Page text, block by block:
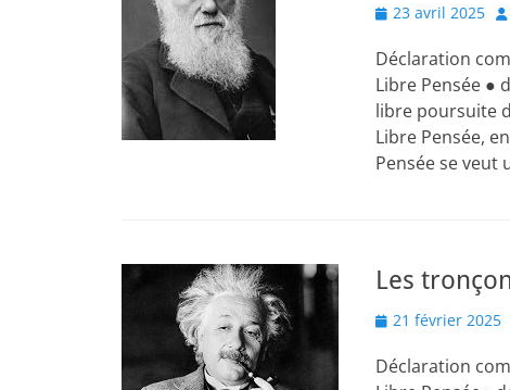
Posted
23 avril 2025
Déclaration
Libre Pensée ●
libre poursuite
Libre Pensée,
Pensée se veut
Les
Posted
21 février 2025
Déclaration